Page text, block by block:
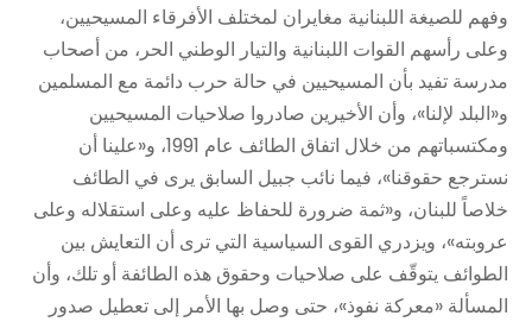
وفهم للصيغة اللبنانية مغايران لمختلف الأفرقاء المسيحيين،
وعلى رأسهم القوات اللبنانية والتيار الوطني الحر، من أصحاب
مدرسة تفيد بأن المسيحيين في حالة حرب دائمة مع المسلمين
و«البلد لإلنا»، وأن الأخيرين صادروا صلاحيات المسيحيين
ومكتسباتهم من خلال اتفاق الطائف عام 1991، و«علينا أن
نسترجع حقوقنا»، فيما نائب جبيل السابق يرى في الطائف
خلاصاً للبنان، و«ثمة ضرورة للحفاظ عليه وعلى استقلاله وعلى
عروبته»، ويزدري القوى السياسية التي ترى أن التعايش بين
الطوائف يتوقّف على صلاحيات وحقوق هذه الطائفة أو تلك، وأن
المسألة «معركة نفوذ»، حتى وصل بها الأمر إلى تعطيل صدور